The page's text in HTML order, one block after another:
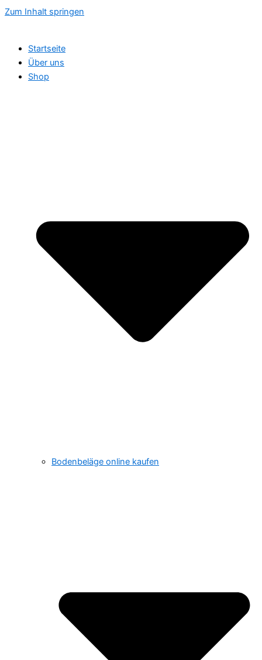
Zum Inhalt springen
Startseite
Über uns
Shop
Bodenbeläge online kaufen